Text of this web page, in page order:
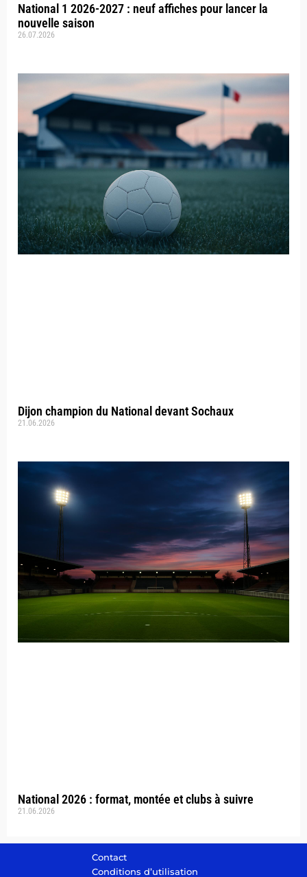
National 1 2026-2027 : neuf affiches pour lancer la
nouvelle saison
26.07.2026
Dijon champion du National devant Sochaux
21.06.2026
National 2026 : format, montée et clubs à suivre
21.06.2026
Contact
Conditions d’utilisation